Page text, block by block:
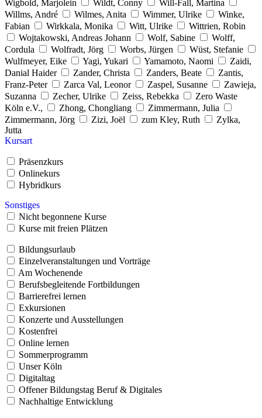
Wigbold, Marjolein
Wildt, Conny
Will-Fall, Martina
Willms, André
Wilmes, Anita Wimmer, Ulrike
Winke,
Fabian
Wirkkala, Monika Witt, Ulrike
Wittrien, Robin
Wojtakowski, Andreas Johann
Wolf, Sabine
Wolff,
Cordula
Wolfradt, Jörg Worbs, Jürgen
Wüst, Stefanie
Wulfmeyer, Eike
Yagi, Yukari Yamamoto, Naomi
Zaidi,
Danial Haider
Zander, Christa Zanders, Beate
Zantis,
Franz-Peter
Zarca Val, Leonor Zaspel, Susanne
Zawieja,
Suzanna
Zecher, Ulrike Zeiss, Rebekka
Zero Waste
Köln e.V.,
Zhong, Chongliang
Zimmermann, Julia
Zimmermann, Jörg
Zizi, Joël zum Kley, Ruth
Zylka,
Jutta
Kursart
Präsenzkurs
Onlinekurs
Hybridkurs
Sonstiges
Nicht begonnene Kurse
Kurse mit freien Plätzen
Bildungsurlaub
Einzelveranstaltungen und Vorträge
Am Wochenende
Berufsbegleitende Fortbildungen
Barrierefrei lernen
Exkursionen
Konzerte und Ausstellungen
Kostenfrei
Online lernen
Sommerprogramm
Unser Köln
Digitaltag
Offener Bildungstag Beruf & Digitales
Nachhaltige Entwicklung